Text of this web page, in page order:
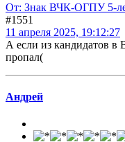
От: Знак ВЧК-ОГПУ 5-
#1551
11 апреля 2025, 19:12:27
А если из кандидатов
пропал(
Андрей